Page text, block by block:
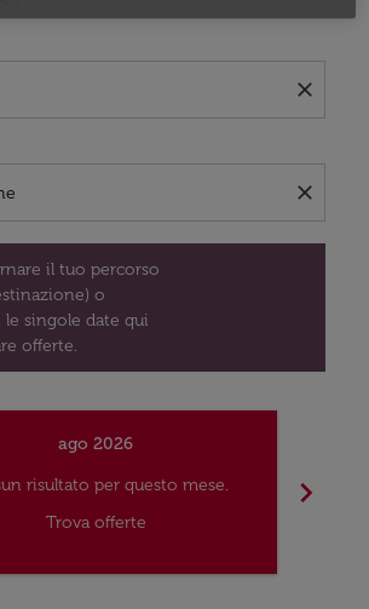
close
close
il tuo percorso
o
singole date qui
offerte.
ago 2026
risultato per questo mese.
Trova offerte
chevron_right